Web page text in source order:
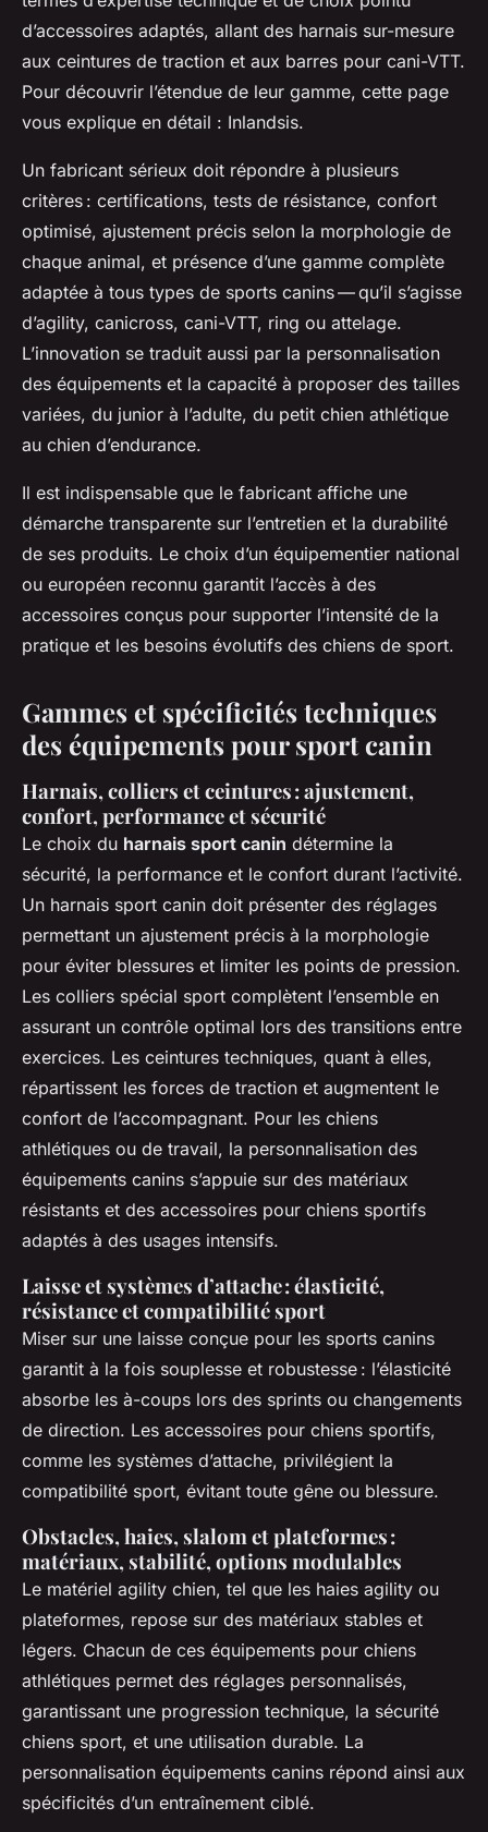
d’accessoires adaptés, allant des harnais sur-mesure
aux ceintures de traction et aux barres pour cani-VTT.
Pour découvrir l’étendue de leur gamme, cette page
vous explique en détail : Inlandsis.
Un fabricant sérieux doit répondre à plusieurs
critères : certifications, tests de résistance, confort
optimisé, ajustement précis selon la morphologie de
chaque animal, et présence d’une gamme complète
adaptée à tous types de sports canins — qu’il s’agisse
d’agility, canicross, cani-VTT, ring ou attelage.
L’innovation se traduit aussi par la personnalisation
des équipements et la capacité à proposer des tailles
variées, du junior à l’adulte, du petit chien athlétique
au chien d’endurance.
Il est indispensable que le fabricant affiche une
démarche transparente sur l’entretien et la durabilité
de ses produits. Le choix d’un équipementier national
ou européen reconnu garantit l’accès à des
accessoires conçus pour supporter l’intensité de la
pratique et les besoins évolutifs des chiens de sport.
Gammes et spécificités techniques
des équipements pour sport canin
Harnais, colliers et ceintures : ajustement,
confort, performance et sécurité
Le choix du harnais sport canin détermine la
sécurité, la performance et le confort durant l’activité.
Un harnais sport canin doit présenter des réglages
permettant un ajustement précis à la morphologie
pour éviter blessures et limiter les points de pression.
Les colliers spécial sport complètent l’ensemble en
assurant un contrôle optimal lors des transitions entre
exercices. Les ceintures techniques, quant à elles,
répartissent les forces de traction et augmentent le
confort de l’accompagnant. Pour les chiens
athlétiques ou de travail, la personnalisation des
équipements canins s’appuie sur des matériaux
résistants et des accessoires pour chiens sportifs
adaptés à des usages intensifs.
Laisse et systèmes d’attache : élasticité,
résistance et compatibilité sport
Miser sur une laisse conçue pour les sports canins
garantit à la fois souplesse et robustesse : l’élasticité
absorbe les à-coups lors des sprints ou changements
de direction. Les accessoires pour chiens sportifs,
comme les systèmes d’attache, privilégient la
compatibilité sport, évitant toute gêne ou blessure.
Obstacles, haies, slalom et plateformes :
matériaux, stabilité, options modulables
Le matériel agility chien, tel que les haies agility ou
plateformes, repose sur des matériaux stables et
légers. Chacun de ces équipements pour chiens
athlétiques permet des réglages personnalisés,
garantissant une progression technique, la sécurité
chiens sport, et une utilisation durable. La
personnalisation équipements canins répond ainsi aux
spécificités d’un entraînement ciblé.